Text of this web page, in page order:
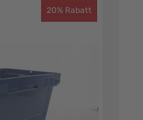
20% Rabatt